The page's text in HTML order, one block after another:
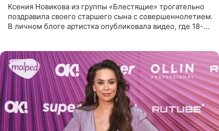
Ксения Новикова из группы «Блестящие» трогательно
поздравила своего старшего сына с совершеннолетием.
В личном блоге артистка опубликовала видео, где 18-